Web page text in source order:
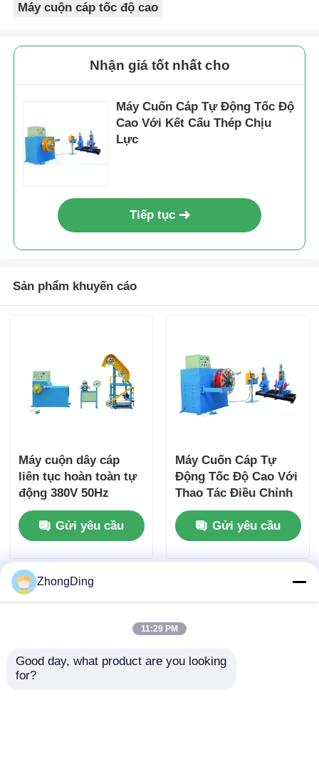
Máy cuộn cáp tốc độ cao
Nhận giá tốt nhất cho
Máy Cuốn Cáp Tự Động Tốc Độ
Cao Với Kết Cấu Thép Chịu
Lực
Tiếp tục
Sản phẩm khuyến cáo
Máy cuộn dây cáp
liên tục hoàn toàn tự
động 380V 50Hz
Gửi yêu cầu
Máy Cuốn Cáp Tự
Động Tốc Độ Cao Với
Thao Tác Điều Chỉnh
Cho Việc Cuốn Liên
Tục
Gửi yêu cầu
ZhongDing
11:29 PM
Good day, what product are you looking
for?